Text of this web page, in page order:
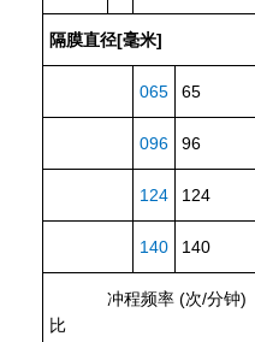
隔膜直径[毫米]
065 65
096 96
124 124
140 140
冲程频率 (次/分钟)
比